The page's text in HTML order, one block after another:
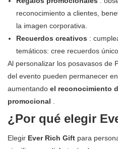
reconocimiento a clientes,
la imagen corporativa.
Recuerdos creativos :
temáticos: cree recuerdos
Al personalizar los posavasos de
del evento pueden permanecer
aumentando el reconocimiento
promocional .
¿Por qué elegir
Elegir Ever Rich Gift para